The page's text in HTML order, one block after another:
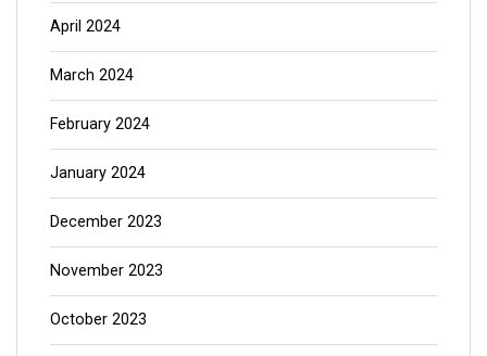
April 2024
March 2024
February 2024
January 2024
December 2023
November 2023
October 2023